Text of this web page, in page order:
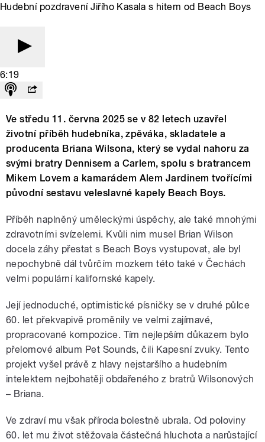
Hudební pozdravení Jiřího Kasala s hitem od Beach Boys
6:19
Ve středu 11. června 2025 se v 82 letech uzavřel
životní příběh hudebníka, zpěváka, skladatele a
producenta Briana Wilsona, který se vydal nahoru za
svými bratry Dennisem a Carlem, spolu s bratrancem
Mikem Lovem a kamarádem Alem Jardinem tvořícími
původní sestavu veleslavné kapely Beach Boys.
Příběh naplněný uměleckými úspěchy, ale také mnohými
zdravotními svízelemi. Kvůli nim musel Brian Wilson
docela záhy přestat s Beach Boys vystupovat, ale byl
nepochybně dál tvůrčím mozkem této také v Čechách
velmi populární kalifornské kapely.
Její jednoduché, optimistické písničky se v druhé půlce
60. let překvapivě proměnily ve velmi zajímavé,
propracované kompozice. Tím nejlepším důkazem bylo
přelomové album Pet Sounds, čili Kapesní zvuky. Tento
projekt vyšel právě z hlavy nejstaršího a hudebním
intelektem nejbohatěji obdařeného z bratrů Wilsonových
– Briana.
Ve zdraví mu však příroda bolestně ubrala. Od poloviny
60. let mu život stěžovala částečná hluchota a narůstající